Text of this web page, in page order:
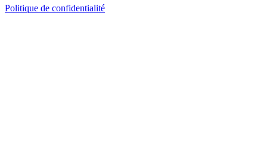
Politique de confidentialité